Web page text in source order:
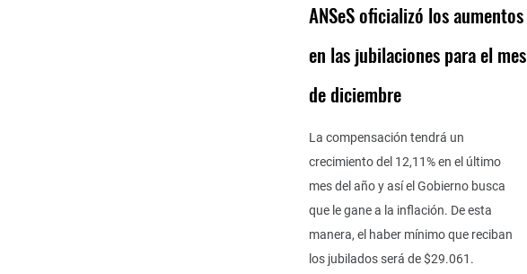
ANSeS oficializó los aumentos
en las jubilaciones para el mes
de diciembre
La compensación tendrá un
crecimiento del 12,11% en el último
mes del año y así el Gobierno busca
que le gane a la inflación. De esta
manera, el haber mínimo que reciban
los jubilados será de $29.061.